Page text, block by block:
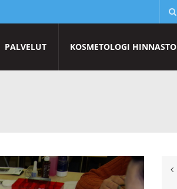
PALVELUT KOSMETOLOGI HINNASTO